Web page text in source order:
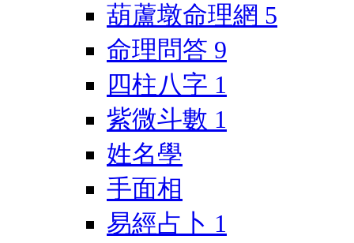
葫蘆墩命理網 5
命理問答 9
四柱八字 1
紫微斗數 1
姓名學
手面相
易經占卜 1